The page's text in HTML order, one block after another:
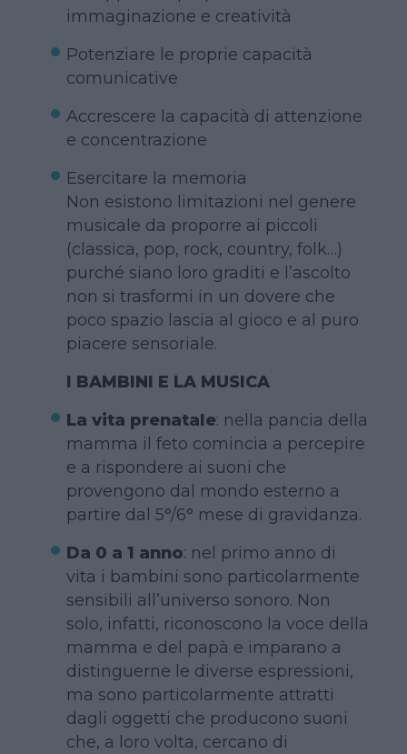
immaginazione e creatività
Potenziare le proprie capacità
comunicative
Accrescere la capacità di attenzione
e concentrazione
Esercitare la memoria
Non esistono limitazioni nel genere
musicale da proporre ai piccoli
(classica, pop, rock, country, folk…)
purché siano loro graditi e l’ascolto
non si trasformi in un dovere che
poco spazio lascia al gioco e al puro
piacere sensoriale.
I BAMBINI E LA MUSICA
La vita prenatale: nella pancia della
mamma il feto comincia a percepire
e a rispondere ai suoni che
provengono dal mondo esterno a
partire dal 5°/6° mese di gravidanza.
Da 0 a 1 anno: nel primo anno di
vita i bambini sono particolarmente
sensibili all’universo sonoro. Non
solo, infatti, riconoscono la voce della
mamma e del papà e imparano a
distinguerne le diverse espressioni,
ma sono particolarmente attratti
dagli oggetti che producono suoni
che, a loro volta, cercano di